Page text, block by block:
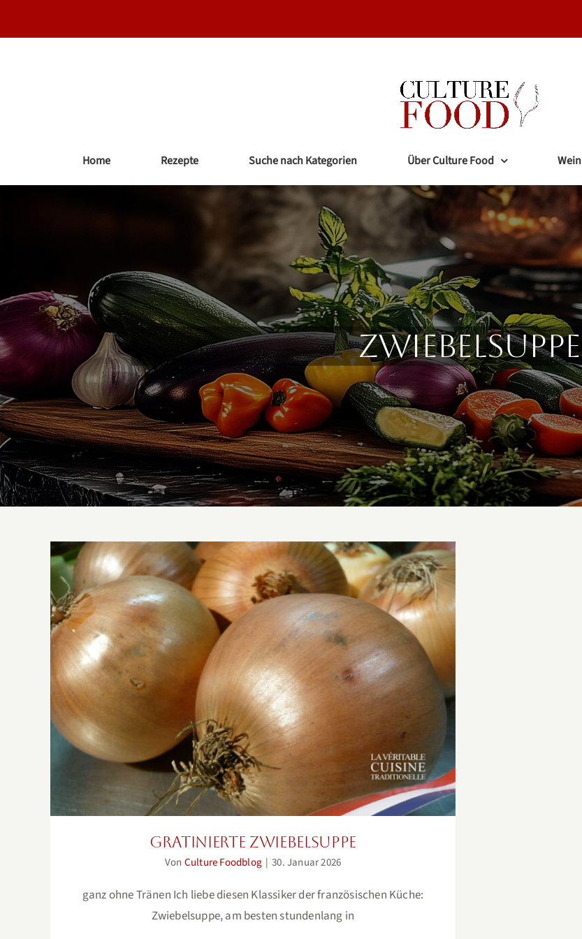
Home Rezepte Suche nach Kategorien Über Culture Food Wein
Zwiebelsuppe
Gratinierte Zwiebelsuppe
Gratinierte Zwiebelsuppe
Von Culture Foodblog | 30. Januar 2026
ganz ohne Tränen Ich liebe diesen Klassiker der französischen Küche:
Zwiebelsuppe, am besten stundenlang in